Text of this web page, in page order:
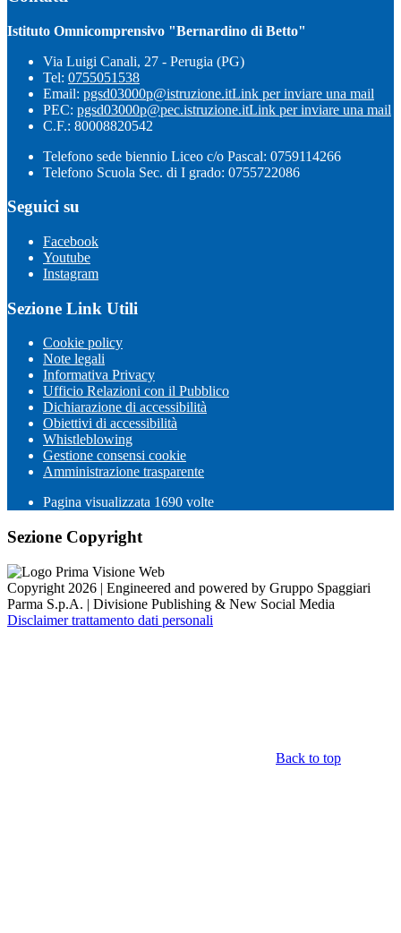
Istituto Omnicomprensivo "Bernardino di Betto"
Via Luigi Canali, 27 - Perugia (PG)
Tel: 0755051538
Email: pgsd03000p@istruzione.itLink per inviare una mail
PEC: pgsd03000p@pec.istruzione.itLink per inviare una mail
C.F.: 80008820542
Telefono sede biennio Liceo c/o Pascal: 0759114266
Telefono Scuola Sec. di I grado: 0755722086
Seguici su
Facebook
Youtube
Instagram
Sezione Link Utili
Cookie policy
Note legali
Informativa Privacy
Ufficio Relazioni con il Pubblico
Dichiarazione di accessibilità
Obiettivi di accessibilità
Whistleblowing
Gestione consensi cookie
Amministrazione trasparente
Pagina visualizzata 1690 volte
Sezione Copyright
Copyright 2026 | Engineered and powered by Gruppo Spaggiari
Parma S.p.A. | Divisione Publishing & New Social Media
Disclaimer trattamento dati personali
Back to top